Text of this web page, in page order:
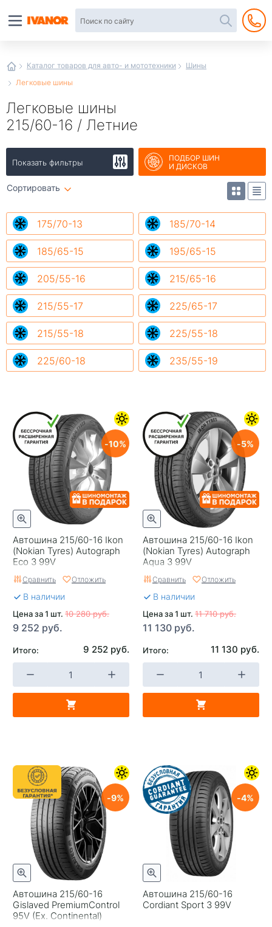
Каталог товаров для авто- и мототехники
Шины
Легковые шины
Легковые шины
215/60-16 / Летние
Показать фильтры
ПОДБОР ШИН
И ДИСКОВ
Сортировать
175/70-13 185/70-14
185/65-15 195/65-15
205/55-16 215/65-16
215/55-17 225/65-17
215/55-18 225/55-18
225/60-18 235/55-19
Автошина 215/60-16 Ikon
(Nokian Tyrеs) Autograph
Eco 3 99V
10
Сравнить Отложить
В наличии
Цена за 1 шт. 10 280 руб.
9 252 руб.
Итого: 9 252 руб.
Автошина 215/60-16 Ikon
(Nokian Tyrеs) Autograph
Aqua 3 99V
5
Сравнить Отложить
В наличии
Цена за 1 шт. 11 710 руб.
11 130 руб.
Итого: 11 130 руб.
Автошина 215/60-16
Gislaved PremiumControl
95V (Ex. Continental)
9
Автошина 215/60-16
Cordiant Sport 3 99V
4
интернет-